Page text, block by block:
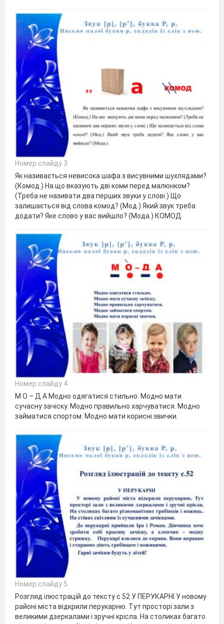
Номер слайду 3
Як називається невисока шафа з висувними шухлядами?
(Комод.) На що вказують дві коми перед малюнком?
(Треба не називати два перших звуки у слові.) Що
залишається від слова комод? (Мод.) Який звук треба
додати? Яке слово у вас вийшло? (Мода.) КОМОД
Номер слайду 4
М О – Д А Модно одягатися стильно. Модно мати
сучасну зачіску. Модно правильно харчуватися. Модно
займатися спортом. Модно мати корисні звички.
Номер слайду 5
Розгляд ілюстрацій до тексту с.52 У ПЕРУКАРНІ У новому
районі міста відкрили перукарню. Тут просторі зали з
великими дзеркалами і зручні крісла. На столиках багато